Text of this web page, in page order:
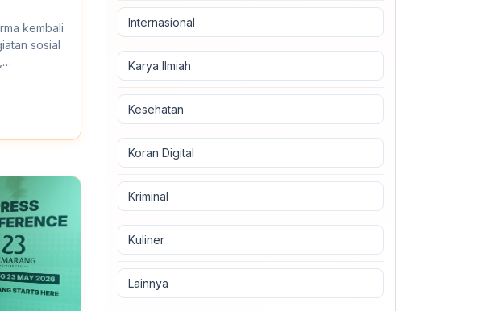
kembali
sosial
Internasional
Karya Ilmiah
Kesehatan
Koran Digital
Kriminal
Kuliner
Lainnya